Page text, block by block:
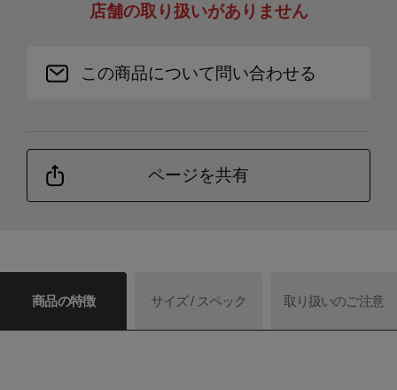
店舗の取り扱いがありません
この商品について問い合わせる
ページを共有
商品の特徴 サイズ / スペック 取り扱いのご注意